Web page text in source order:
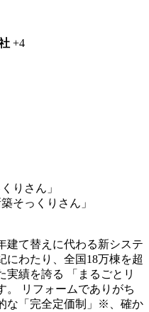
+4
りさん」
そっくりさん」
建て替えに代わる新システ
にわたり、全国18万棟を超
実績を誇る 「まるごとリ
。 リフォームでありがち
な「完全定価制」※、確か